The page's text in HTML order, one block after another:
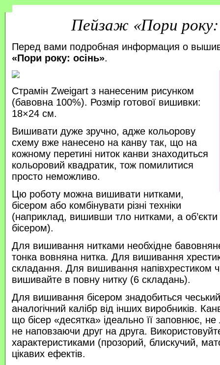
Пейзаж «Пори року:
Перед вами подробная информация о
«Пори року: осінь».
Страмін Zweigart з нанесеним рисунком
(бавовна 100%). Розмір готової вишивки:
18×24 см.
Вишивати дуже зручно, адже кольорову
схему вже нанесено на канву так, що на
кожному перетині ниток канви знаходиться
кольоровий квадратик, тож помилитися
просто неможливо.
Цю роботу можна вишивати нитками,
бісером або комбінувати різні техніки
(наприклад, вишивши тло нитками, а
бісером).
Для вишивання нитками необхідне
тонка вовняна нитка. Для вишивання
складання. Для вишивання напівхрестиком
вишивайте в повну нитку (6 складань).
Для вишивання бісером знадобиться
аналогічний калібр від інших виробників.
що бісер «десятка» ідеально її заповнює,
не наповзаючи друг на друга.
характеристиками (прозорий, блискучий,
цікавих ефектів.